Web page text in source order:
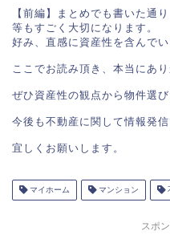
【前編】まとめでも書いた通
等もすごく大切になります。
好み、直感に資産性を含んで
ここでお読み頂き、本当にあり
ぜひ資産性の観点から物件選
今後も不動産に関して情報発
宜しくお願いします。
マイホーム マンション
スポ